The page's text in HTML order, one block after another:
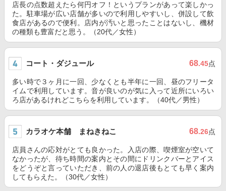
店長の点数超えたら何円オフ！というプランがあって楽しかっ
た。駐車場が広い店舗が多いので利用しやすいし、併設して飲
食店があるので便利。店内が汚いと思ったことはないし、機材
の種類も豊富だと思う。（20代／女性）
コート・ダジュール 68.45点
多い時で３ヶ月に一回、少なくとも半年に一回、昼のフリータ
イムで利用しています。音が良いのが気に入って近所にいろい
ろ店があるけれどこちらを利用しています。（40代／男性）
カラオケ本舗 まねきねこ 68.26点
店員さんの応対がとても良かった。入店の際、喫煙室が空いて
なかったが、待ち時間の案内とその間にドリンクバーとアイス
をどうぞと言っていただき、前の人の退店後もとても早く案内
してもらえた。（30代／女性）